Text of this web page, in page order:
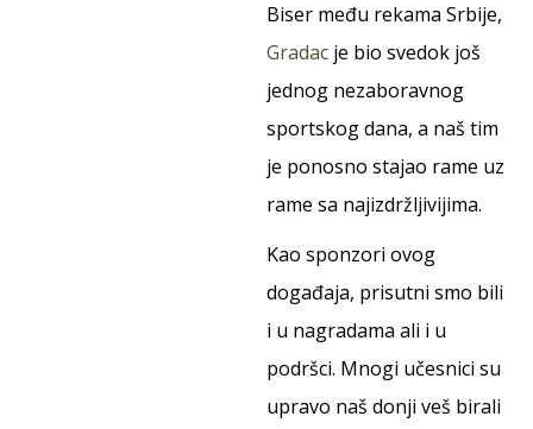
Biser među rekama Srbije,
Gradac je bio svedok još
jednog nezaboravnog
sportskog dana, a naš tim
je ponosno stajao rame uz
rame sa najizdržljivijima.
Kao sponzori ovog
događaja, prisutni smo bili
i u nagradama ali i u
podršci. Mnogi učesnici su
upravo naš donji veš birali